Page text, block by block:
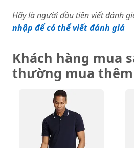
Hãy là người đầu tiên viết đánh
nhập để có thể viết đánh giá
Khách hàng mua
thường mua thêm